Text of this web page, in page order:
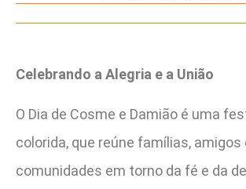
Celebrando a Alegria e a União
O Dia de Cosme e Damião é uma
colorida, que reúne famílias, amigos
comunidades em torno da fé e da